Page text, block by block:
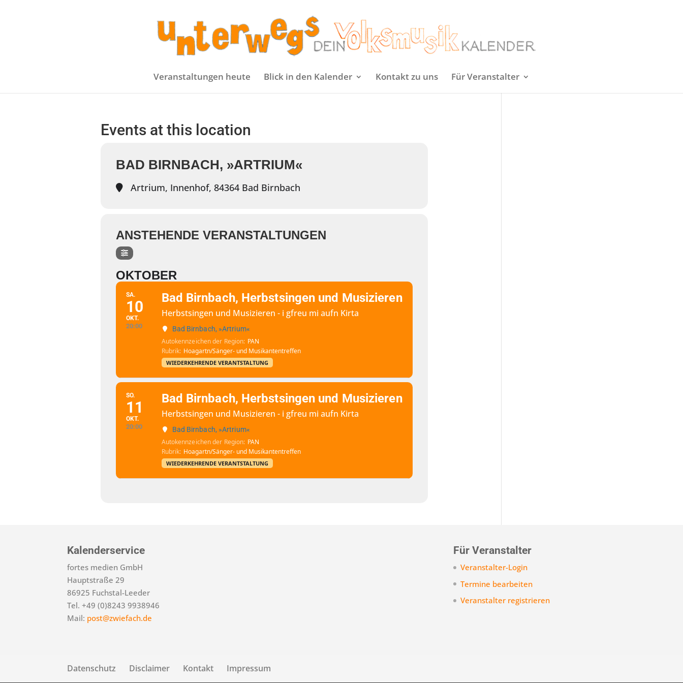
Veranstaltungen heute Blick in den Kalender Kontakt zu uns Für Veranstalter
Events at this location
BAD BIRNBACH, »ARTRIUM«
Artrium, Innenhof, 84364 Bad Birnbach
ANSTEHENDE VERANSTALTUNGEN
OKTOBER
SA.
10
OKT.
20:00
Bad Birnbach, Herbstsingen und Musizieren
Herbstsingen und Musizieren - i gfreu mi aufn Kirta
Bad Birnbach, »Artrium«
Autokennzeichen der Region PAN
Rubrik Hoagartn/Sänger- und Musikantentreffen
WIEDERKEHRENDE VERANTSTALTUNG
SO.
11
OKT.
20:00
Bad Birnbach, Herbstsingen und Musizieren
Herbstsingen und Musizieren - i gfreu mi aufn Kirta
Bad Birnbach, »Artrium«
Autokennzeichen der Region PAN
Rubrik Hoagartn/Sänger- und Musikantentreffen
WIEDERKEHRENDE VERANTSTALTUNG
Kalenderservice
fortes medien GmbH
Hauptstraße 29
86925 Fuchstal-Leeder
Tel. +49 (0)8243 9938946
Mail: post@zwiefach.de
Für Veranstalter
Veranstalter-Login
Termine bearbeiten
Veranstalter registrieren
Datenschutz Disclaimer Kontakt Impressum